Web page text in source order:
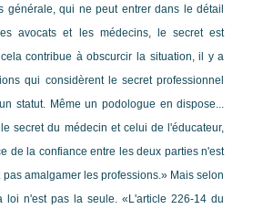
générale, qui ne peut entrer dans le détail
avocats et les médecins, le secret est
contribue à obscurcir la situation, il y a
qui considèrent le secret professionnel
statut. Même un podologue en dispose...
secret du médecin et celui de l'éducateur,
de la confiance entre les deux parties n'est
amalgamer les professions.» Mais selon
loi n'est pas la seule. «L'article 226-14 du